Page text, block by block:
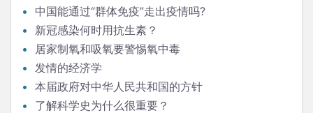
中国能通过“群体免疫”走出疫情吗?
新冠感染何时用抗生素？
居家制氧和吸氧要警惕氧中毒
发情的经济学
本届政府对中华人民共和国的方针
了解科学史为什么很重要？